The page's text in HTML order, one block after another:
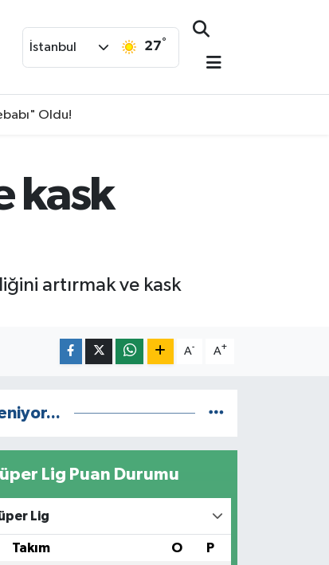
İstanbul 27°
Oldu!
kask
artırmak ve kask
A- A+
Lig Puan Durumu
Lig
Takım O P